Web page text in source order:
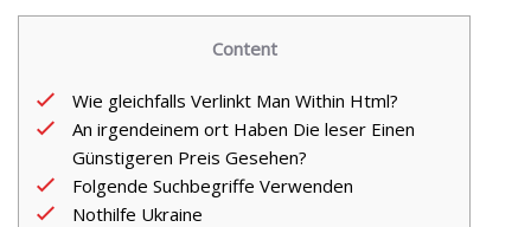
Content
Wie gleichfalls Verlinkt Man Within Html?
An irgendeinem ort Haben Die leser Einen
Günstigeren Preis Gesehen?
Folgende Suchbegriffe Verwenden
Nothilfe Ukraine